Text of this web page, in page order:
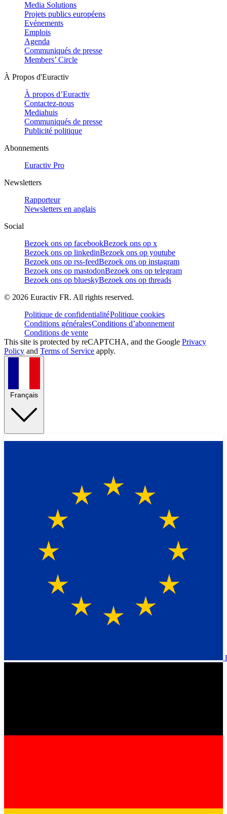
Media Solutions
Projets publics européens
Evénements
Emplois
Agenda
Communiqués de presse
Members’ Circle
À Propos d'Euractiv
À propos d’Euractiv
Contactez-nous
Mediahuis
Communiqués de presse
Publicité politique
Abonnements
Euractiv Pro
Newsletters
Rapporteur
Newsletters en anglais
Social
Bezoek ons op facebookBezoek ons op x
Bezoek ons op linkedinBezoek ons op youtube
Bezoek ons op rss-feedBezoek ons op instagram
Bezoek ons op mastodonBezoek ons op telegram
Bezoek ons op blueskyBezoek ons op threads
© 2026 Euractiv FR. All rights reserved.
Politique de confidentialitéPolitique cookies
Conditions généralesConditions d’abonnement
Conditions de vente
This site is protected by reCAPTCHA, and the Google Privacy
Policy and Terms of Service apply.
Français